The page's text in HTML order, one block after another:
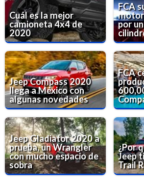
Cuál es la mejor
camioneta 4x4 de
2020
FCA
por
Jeep Compass 2020
llega a México con
algunas novedades
FCA
Jeep Gladiator 2020 a
prueba, un Wrangler
con mucho espacio de
sobra
¿Por
Jeep
Trail